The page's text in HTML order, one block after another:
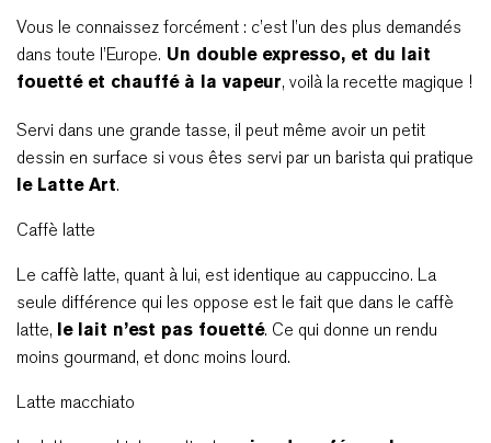
Vous le connaissez forcément : c’est l’un des plus demandés
dans toute l’Europe. Un double expresso, et du lait
fouetté et chauffé à la vapeur, voilà la recette magique !
Servi dans une grande tasse, il peut même avoir un petit
dessin en surface si vous êtes servi par un barista qui pratique
le Latte Art.
Caffè latte
Le caffè latte, quant à lui, est identique au cappuccino. La
seule différence qui les oppose est le fait que dans le caffè
latte, le lait n’est pas fouetté. Ce qui donne un rendu
moins gourmand, et donc moins lourd.
Latte macchiato